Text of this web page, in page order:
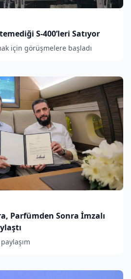
S-400’leri Satıyor
için görüşmelere başladı
Parfümden Sonra İmzalı